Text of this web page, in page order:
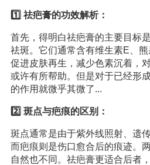
1️⃣ 祛疤膏的功效解析：
首先，得明白祛疤膏的主要目标
祛斑。它们通常含有维生素E、
促进皮肤再生，减少色素沉着，
或许有所帮助。但是对于已经形
的作用就微乎其微了...
2️⃣ 斑点与疤痕的区别：
斑点通常是由于紫外线照射、遗
而疤痕则是伤口愈合后的痕迹。
自然也不同。祛疤膏更适合后者